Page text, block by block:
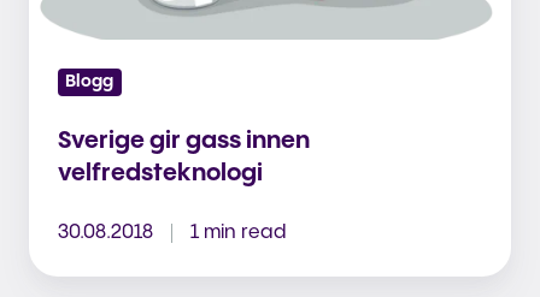
Blogg
Sverige gir gass innen
velfredsteknologi
30.08.2018 1 min read